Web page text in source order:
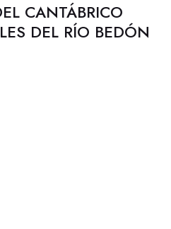
CANTÁBRICO
DEL RÍO BEDÓN